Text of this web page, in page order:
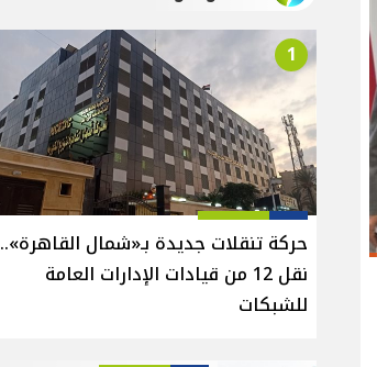
1
حركة تنقلات جديدة بـ«شمال القاهرة»..
نقل 12 من قيادات الإدارات العامة
للشبكات